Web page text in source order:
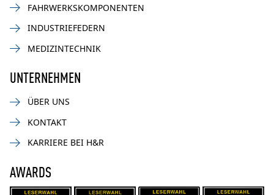
FAHRWERKSKOMPONENTEN
INDUSTRIEFEDERN
MEDIZINTECHNIK
UNTERNEHMEN
ÜBER UNS
KONTAKT
KARRIERE BEI H&R
AWARDS